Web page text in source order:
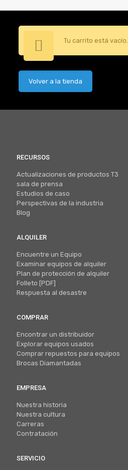
Tu carrito está vacío.
Volver a la tienda
RECURSOS
Actualizaciones de productos T3
sala de prensa
Estudios de caso
Perspectivas de la industria
Blog
ALQUILER
Encuentre un Equipo
Examinar equipos de alquiler
Plan de protección de alquiler
Folleto [PDF]
Respuesta al desastre
COMPRAR
Encontrar un distribuidor
Explorar equipos usados
Comprar repuestos para equipos
Brocas Diamantadas
EMPRESA
Nuestra historia
Nuestra cultura
Carreras
Contratación
SERVICIO